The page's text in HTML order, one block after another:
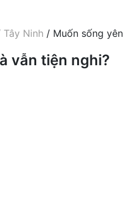
Tây Ninh / Muốn sống
vẫn tiện nghi?